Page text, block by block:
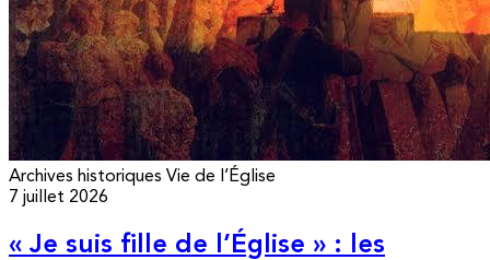
Archives historiques Vie de l’Église
7 juillet 2026
« Je suis fille de l’Église » : les